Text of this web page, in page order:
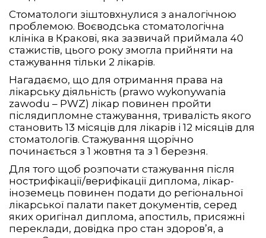
Стоматологи зіштовхнулися з аналогічною
проблемою. Воєводська стоматологічна
клініка в Кракові, яка зазвичай приймала 40
стажистів, цього року змогла прийняти на
стажування тільки 2 лікарів.
Нагадаємо, що для отримання права на
лікарську діяльність (prawo wykonywania
zawodu – PWZ) лікар повинен пройти
післядипломне стажування, тривалість якого
становить 13 місяців для лікарів і 12 місяців для
стоматологів. Стажування щорічно
починається з 1 жовтня та з 1 березня.
Для того щоб розпочати стажування після
нострифікації/верифікації диплома, лікар-
іноземець повинен подати до регіональної
лікарської палати пакет документів, серед
яких оригінал диплома, апостиль, присяжні
переклади, довідка про стан здоров’я, а